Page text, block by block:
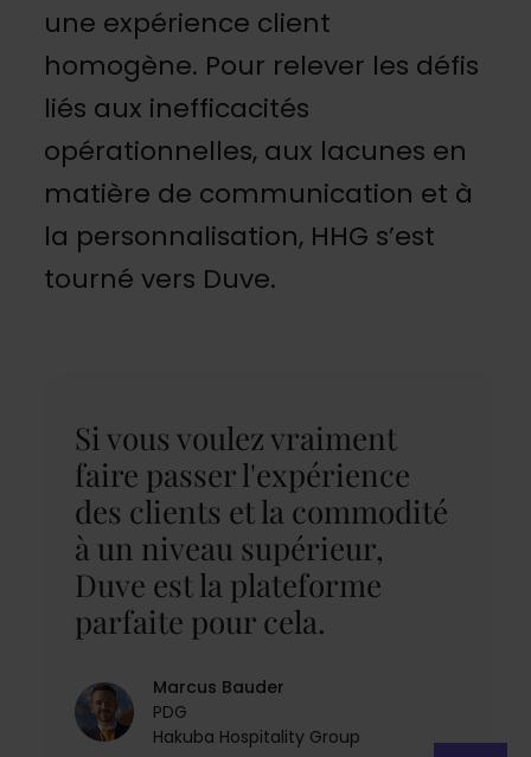
une expérience client
homogène. Pour relever les défis
liés aux inefficacités
opérationnelles, aux lacunes en
matière de communication et à
la personnalisation, HHG s’est
tourné vers Duve.
Si vous voulez vraiment
faire passer l'expérience
des clients et la commodité
à un niveau supérieur,
Duve est la plateforme
parfaite pour cela.
Marcus Bauder
PDG
Hakuba Hospitality Group